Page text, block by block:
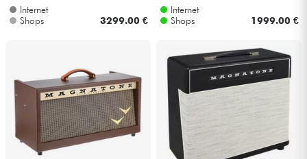
Internet
Shops
3299.00 €
Internet
Shops
1999.00 €